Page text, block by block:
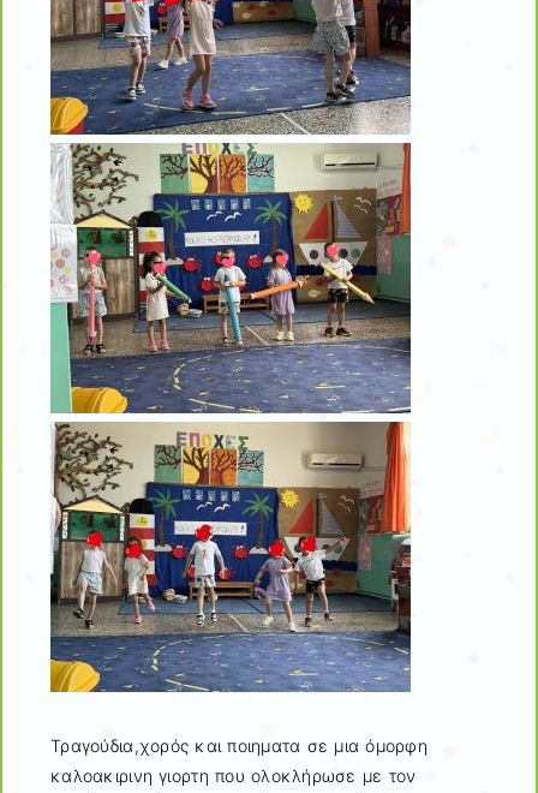
Τραγούδια,χορός και ποιηματα σε μια όμορφη
καλοακιρινη γιορτη που ολοκλήρωσε με τον